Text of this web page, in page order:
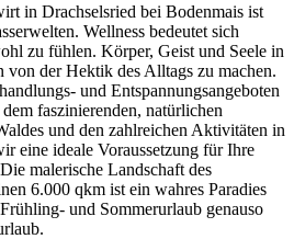
in Drachselsried bei Bodenmais ist
Wellness bedeutet sich
zu fühlen. Körper, Geist und Seele in
der Hektik des Alltags zu machen.
und Entspannungsangeboten
faszinierenden, natürlichen
und den zahlreichen Aktivitäten in
eine ideale Voraussetzung für Ihre
malerische Landschaft des
6.000 qkm ist ein wahres Paradies
und Sommerurlaub genauso